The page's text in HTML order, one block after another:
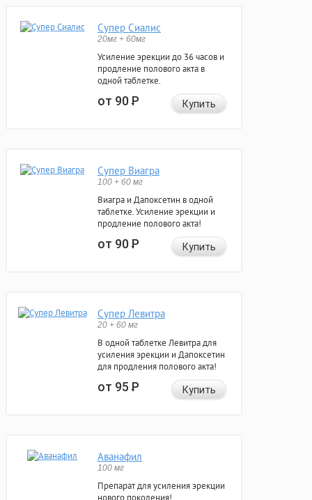
Супер Сиалис
20мг + 60мг
Усиление эрекции до 36 часов и
продление полового акта в
одной таблетке.
от 90Р Купить
Супер Виагра
100 + 60 мг
Виагра и Дапоксетин в одной
таблетке. Усиление эрекции и
продление полового акта!
от 90Р Купить
Супер Левитра
20 + 60 мг
В одной таблетке Левитра для
усиления эрекции и Дапоксетин
для продления полового акта!
от 95Р Купить
Аванафил
100 мг
Препарат для усиления эрекции